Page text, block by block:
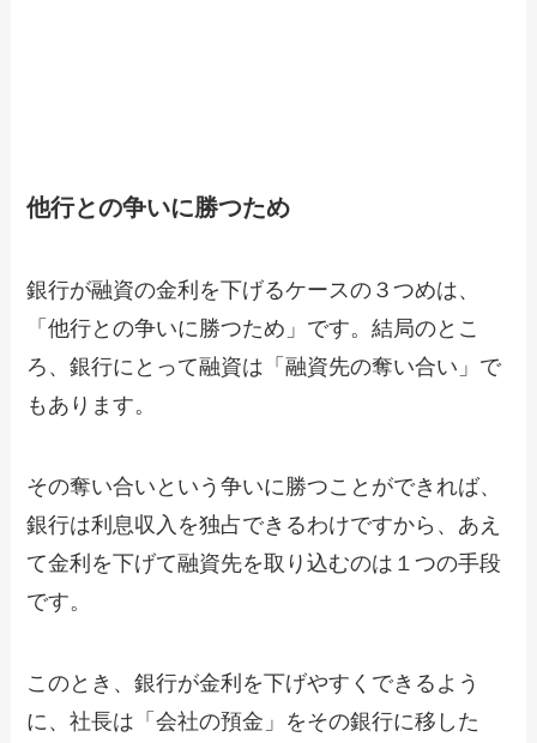
他行との争いに勝つため
銀行が融資の金利を下げるケースの３つめは、
「他行との争いに勝つため」です。結局のとこ
ろ、銀行にとって融資は「融資先の奪い合い」で
もあります。
その奪い合いという争いに勝つことができれば、
銀行は利息収入を独占できるわけですから、あえ
て金利を下げて融資先を取り込むのは１つの手段
です。
このとき、銀行が金利を下げやすくできるよう
に、社長は「会社の預金」をその銀行に移した